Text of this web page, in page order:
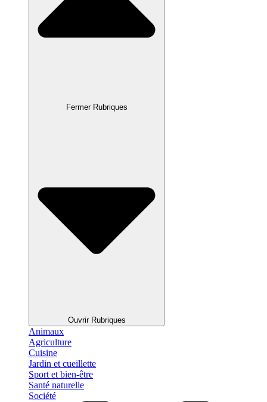
Fermer Rubriques
Ouvrir Rubriques
Animaux
Agriculture
Cuisine
Jardin et cueillette
Sport et bien-être
Santé naturelle
Société